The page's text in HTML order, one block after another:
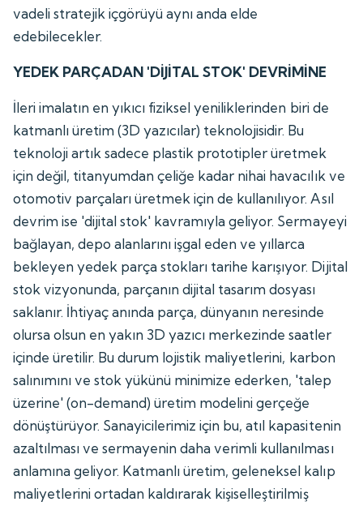
vadeli stratejik içgörüyü aynı anda elde
edebilecekler.
YEDEK PARÇADAN 'DİJİTAL STOK' DEVRİMİNE
İleri imalatın en yıkıcı fiziksel yeniliklerinden biri de
katmanlı üretim (3D yazıcılar) teknolojisidir. Bu
teknoloji artık sadece plastik prototipler üretmek
için değil, titanyumdan çeliğe kadar nihai havacılık ve
otomotiv parçaları üretmek için de kullanılıyor. Asıl
devrim ise 'dijital stok' kavramıyla geliyor. Sermayeyi
bağlayan, depo alanlarını işgal eden ve yıllarca
bekleyen yedek parça stokları tarihe karışıyor. Dijital
stok vizyonunda, parçanın dijital tasarım dosyası
saklanır. İhtiyaç anında parça, dünyanın neresinde
olursa olsun en yakın 3D yazıcı merkezinde saatler
içinde üretilir. Bu durum lojistik maliyetlerini, karbon
salınımını ve stok yükünü minimize ederken, 'talep
üzerine' (on-demand) üretim modelini gerçeğe
dönüştürüyor. Sanayicilerimiz için bu, atıl kapasitenin
azaltılması ve sermayenin daha verimli kullanılması
anlamına geliyor. Katmanlı üretim, geleneksel kalıp
maliyetlerini ortadan kaldırarak kişiselleştirilmiş